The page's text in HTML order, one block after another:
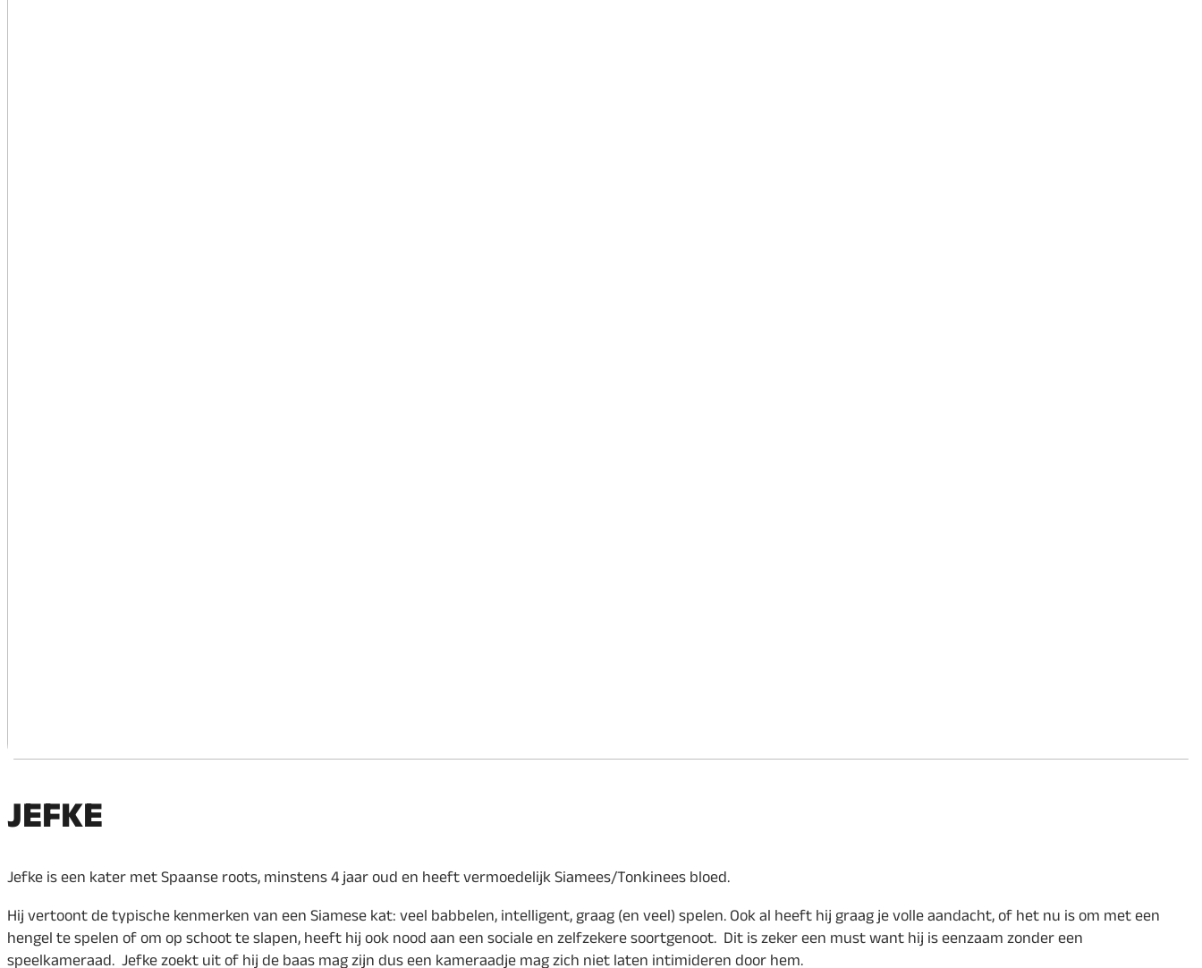
JEFKE
Jefke is een kater met Spaanse roots, minstens 4 jaar oud en heeft vermoedelijk Siamees/Tonkinees bloed.
Hij vertoont de typische kenmerken van een Siamese kat: veel babbelen, intelligent, graag (en veel) spelen. Ook al heeft hij graag je volle aandacht, of het nu is om met een
hengel te spelen of om op schoot te slapen, heeft hij ook nood aan een sociale en zelfzekere soortgenoot. Dit is zeker een must want hij is eenzaam zonder een
speelkameraad. Jefke zoekt uit of hij de baas mag zijn dus een kameraadje mag zich niet laten intimideren door hem.